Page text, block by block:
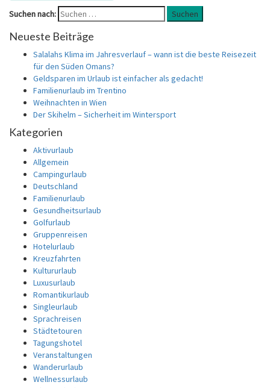
Suchen nach: Suchen
Neueste Beiträge
Salalahs Klima im Jahresverlauf – wann ist die beste Reisezeit
für den Süden Omans?
Geldsparen im Urlaub ist einfacher als gedacht!
Familienurlaub im Trentino
Weihnachten in Wien
Der Skihelm – Sicherheit im Wintersport
Kategorien
Aktivurlaub
Allgemein
Campingurlaub
Deutschland
Familienurlaub
Gesundheitsurlaub
Golfurlaub
Gruppenreisen
Hotelurlaub
Kreuzfahrten
Kultururlaub
Luxusurlaub
Romantikurlaub
Singleurlaub
Sprachreisen
Städtetouren
Tagungshotel
Veranstaltungen
Wanderurlaub
Wellnessurlaub